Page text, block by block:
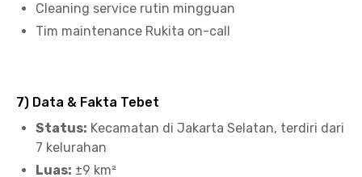
Cleaning service rutin mingguan
Tim maintenance Rukita on-call
7) Data & Fakta Tebet
Status: Kecamatan di Jakarta Selatan, terdiri dari
7 kelurahan
Luas: ±9 km²